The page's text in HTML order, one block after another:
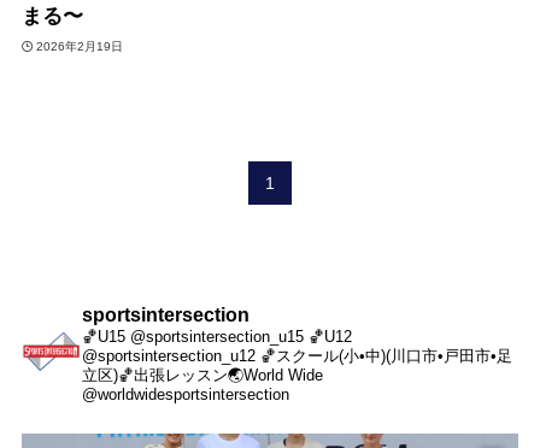
まる〜
2026年2月19日
1
sportsintersection
🏀U15 @sportsintersection_u15 🏀U12
@sportsintersection_u12 🏀スクール(小•中)(川口市•戸田市•足
立区)🏀出張レッスン🌏World Wide
@worldwidesportsintersection